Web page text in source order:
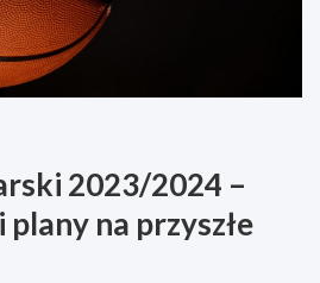
2023/2024 –
na przyszłe